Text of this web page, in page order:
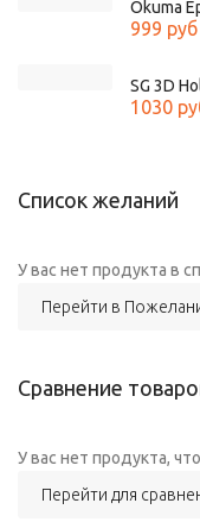
Okuma
999 руб
SG 3D
1030
Список желаний
У вас нет продукта в
Перейти в
Сравнение
У вас нет продукта,
Перейти для